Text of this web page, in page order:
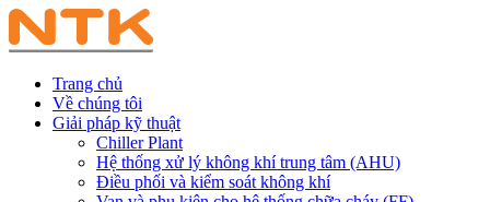
Trang chủ
Về chúng tôi
Giải pháp kỹ thuật
Chiller Plant
Hệ thống xử lý không khí trung tâm (AHU)
Điều phối và kiểm soát không khí